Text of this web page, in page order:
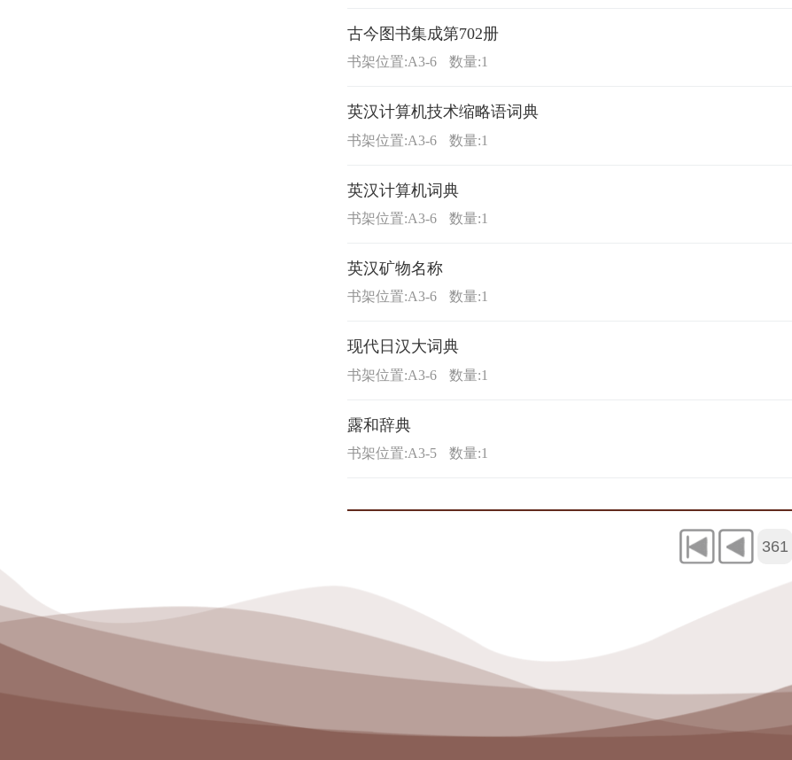
古今图书集成第702册
书架位置:A3-6 数量:1
英汉计算机技术缩略语词典
书架位置:A3-6 数量:1
英汉计算机词典
书架位置:A3-6 数量:1
英汉矿物名称
书架位置:A3-6 数量:1
现代日汉大词典
书架位置:A3-6 数量:1
露和辞典
书架位置:A3-5 数量:1
361